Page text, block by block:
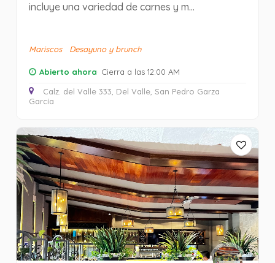
incluye una variedad de carnes y m...
Mariscos Desayuno y brunch
Abierto ahora· Cierra a las 12:00 AM
Calz. del Valle 333, Del Valle, San Pedro Garza
García